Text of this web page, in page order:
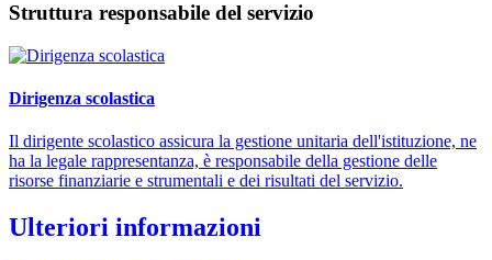
Struttura responsabile del servizio
Dirigenza scolastica
Il dirigente scolastico assicura la gestione unitaria dell'istituzione, ne
ha la legale rappresentanza, è responsabile della gestione delle
risorse finanziarie e strumentali e dei risultati del servizio.
Ulteriori informazioni